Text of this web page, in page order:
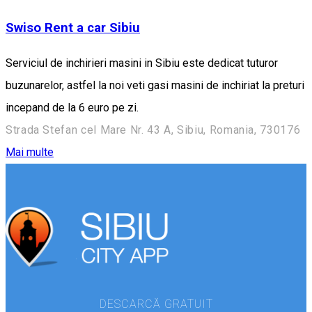
Swiso Rent a car Sibiu
Serviciul de inchirieri masini in Sibiu este dedicat tuturor
buzunarelor, astfel la noi veti gasi masini de inchiriat la preturi
incepand de la 6 euro pe zi.
Strada Stefan cel Mare Nr. 43 A, Sibiu, Romania, 730176
Mai multe
DESCARCĂ GRATUIT